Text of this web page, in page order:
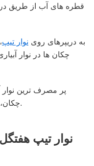
قطره های آب از طریق
به دریپرهای روی نوار تیپ
پر مصرف ترین نوار
چکان، نوارهای ۲۰ و ۳۰ سانتیمتر می باشند.